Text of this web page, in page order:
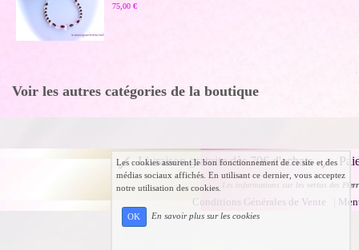
75,00 €
Voir les autres catégories de la boutique
Livraison gratuite dès 70€ d'achats
Les informations sur les vertus des
Conditions Générales de Vente
Les cookies assurent le bon fonctionnement de ce site et des
médias sociaux affichés. En utilisant ce dernier, vous acceptez
notre utilisation des cookies.
OK En savoir plus sur les cookies